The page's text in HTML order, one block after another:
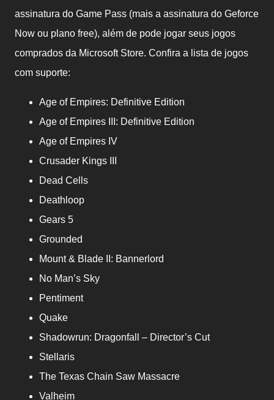
assinatura do Game Pass (mais a assinatura do Geforce
Now ou plano free), além de pode jogar seus jogos
comprados da Microsoft Store. Confira a lista de jogos
com suporte:
Age of Empires: Definitive Edition
Age of Empires III: Definitive Edition
Age of Empires IV
Crusader Kings III
Dead Cells
Deathloop
Gears 5
Grounded
Mount & Blade II: Bannerlord
No Man’s Sky
Pentiment
Quake
Shadowrun: Dragonfall – Director’s Cut
Stellaris
The Texas Chain Saw Massacre
Valheim